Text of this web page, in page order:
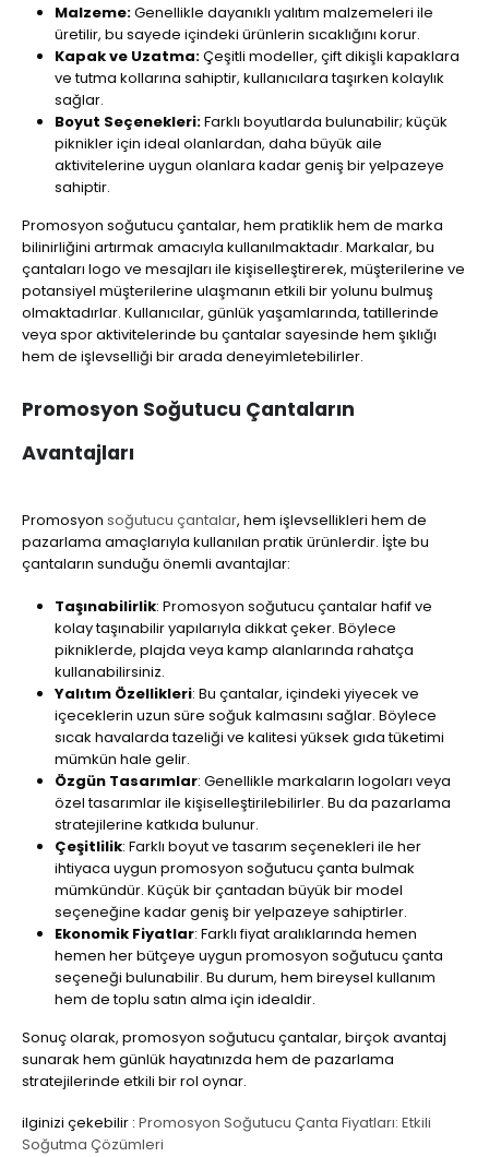
Malzeme:Genellikle dayanıklı yalıtım malzemeleri ile
üretilir, bu sayede içindeki ürünlerin sıcaklığını korur.
Kapak ve Uzatma:Çeşitli modeller, çift dikişli kapaklara
ve tutma kollarına sahiptir, kullanıcılara taşırken kolaylık
sağlar.
Boyut Seçenekleri:Farklı boyutlarda bulunabilir; küçük
piknikler için ideal olanlardan, daha büyük aile
aktivitelerine uygun olanlara kadar geniş bir yelpazeye
sahiptir.
Promosyon soğutucu çantalar, hem pratiklik hem de marka
bilinirliğini artırmak amacıyla kullanılmaktadır. Markalar, bu
çantaları logo ve mesajları ile kişiselleştirerek, müşterilerine ve
potansiyel müşterilerine ulaşmanın etkili bir yolunu bulmuş
olmaktadırlar. Kullanıcılar, günlük yaşamlarında, tatillerinde
veya spor aktivitelerinde bu çantalar sayesinde hem şıklığı
hem de işlevselliği bir arada deneyimletebilirler.
Promosyon Soğutucu Çantaların
Avantajları
Promosyon soğutucu çantalar, hem işlevsellikleri hem de
pazarlama amaçlarıyla kullanılan pratik ürünlerdir. İşte bu
çantaların sunduğu önemli avantajlar:
Taşınabilirlik: Promosyon soğutucu çantalar hafif ve
kolay taşınabilir yapılarıyla dikkat çeker. Böylece
pikniklerde, plajda veya kamp alanlarında rahatça
kullanabilirsiniz.
Yalıtım Özellikleri: Bu çantalar, içindeki yiyecek ve
içeceklerin uzun süre soğuk kalmasını sağlar. Böylece
sıcak havalarda tazeliği ve kalitesi yüksek gıda tüketimi
mümkün hale gelir.
Özgün Tasarımlar: Genellikle markaların logoları veya
özel tasarımlar ile kişiselleştirilebilirler. Bu da pazarlama
stratejilerine katkıda bulunur.
Çeşitlilik: Farklı boyut ve tasarım seçenekleri ile her
ihtiyaca uygun promosyon soğutucu çanta bulmak
mümkündür. Küçük bir çantadan büyük bir model
seçeneğine kadar geniş bir yelpazeye sahiptirler.
Ekonomik Fiyatlar: Farklı fiyat aralıklarında hemen
hemen her bütçeye uygun promosyon soğutucu çanta
seçeneği bulunabilir. Bu durum, hem bireysel kullanım
hem de toplu satın alma için idealdir.
Sonuç olarak, promosyon soğutucu çantalar, birçok avantaj
sunarak hem günlük hayatınızda hem de pazarlama
stratejilerinde etkili bir rol oynar.
ilginizi çekebilir : Promosyon Soğutucu Çanta Fiyatları: Etkili
Soğutma Çözümleri